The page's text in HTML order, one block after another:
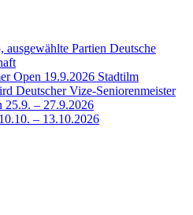
ausgewählte Partien Deutsche
Open 19.9.2026 Stadtilm
Deutscher Vize-Seniorenmeister
25.9. – 27.9.2026
– 13.10.2026